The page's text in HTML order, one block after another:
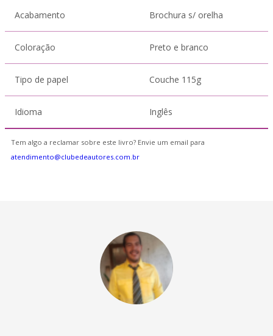
Acabamento Brochura s/ orelha
Coloração Preto e branco
Tipo de papel Couche 115g
Idioma Inglês
Tem algo a reclamar sobre este livro? Envie um email para
atendimento@clubedeautores.com.br